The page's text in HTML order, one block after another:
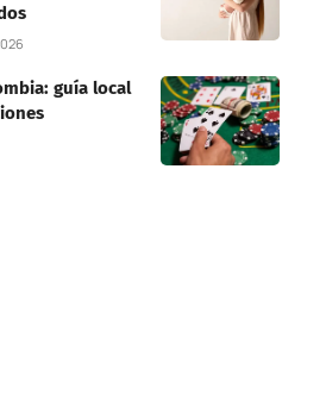
guía local